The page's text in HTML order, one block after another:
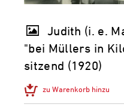
Judith (i. e.
"bei Müllers in
sitzend (1920)
zu Warenkorb hinzu